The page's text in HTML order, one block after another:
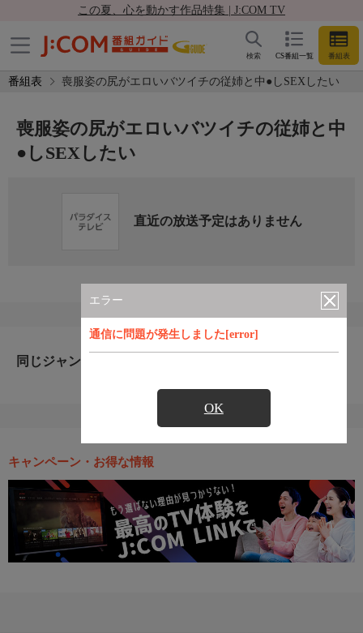
この夏、心を動かす作品特集 | J:COM TV
CS番組一覧 番組表
検索
番組表 喪服姿の尻がエロいバツイチの従姉と中●しSEXしたい
エラー
通信に問題が発生しました[error]
OK
喪服姿の尻がエロいバツイチの従姉と中
●しSEXしたい
直近の放送予定はありません
同じジャンルのおすすめ番組
キャンペーン・お得な情報